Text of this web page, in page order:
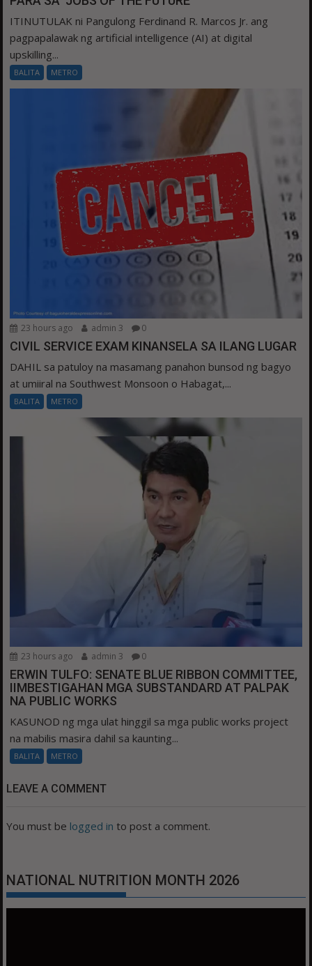
ITINUTULAK ni Pangulong Ferdinand R. Marcos Jr. ang
pagpapalawak ng artificial intelligence (AI) at digital
upskilling...
BALITA METRO
23 hours ago admin 3 0
CIVIL SERVICE EXAM KINANSELA SA ILANG LUGAR
DAHIL sa patuloy na masamang panahon bunsod ng bagyo
at umiiral na Southwest Monsoon o Habagat,...
BALITA METRO
23 hours ago admin 3 0
ERWIN TULFO: SENATE BLUE RIBBON COMMITTEE,
IIMBESTIGAHAN MGA SUBSTANDARD AT PALPAK
NA PUBLIC WORKS
KASUNOD ng mga ulat hinggil sa mga public works project
na mabilis masira dahil sa kaunting...
BALITA METRO
LEAVE A COMMENT
You must be logged in to post a comment.
NATIONAL NUTRITION MONTH 2026